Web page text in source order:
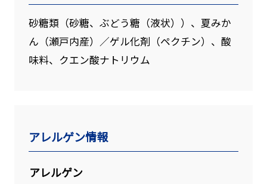
砂糖類（砂糖、ぶどう糖（液状））、夏みか
ん（瀬戸内産）／ゲル化剤（ペクチン）、酸
味料、クエン酸ナトリウム
アレルゲン情報
アレルゲン